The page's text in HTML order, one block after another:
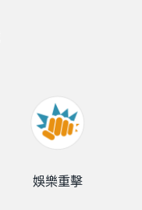
娛樂重擊